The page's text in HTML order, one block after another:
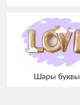
Шары буквы